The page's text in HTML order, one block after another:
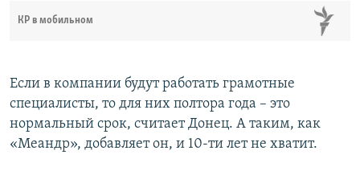
КР в мобильном
Если в компании будут работать грамотные
специалисты, то для них полтора года – это
нормальный срок, считает Донец. А таким, как
«Меандр», добавляет он, и 10-ти лет не хватит.